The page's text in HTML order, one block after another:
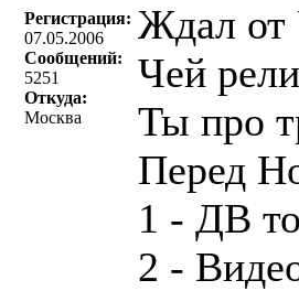
Регистрация:
07.05.2006
Сообщений:
5251
Откуда:
Москва
Ждал от
Чей
Ты про
Перед
1 - ДВ
2 -